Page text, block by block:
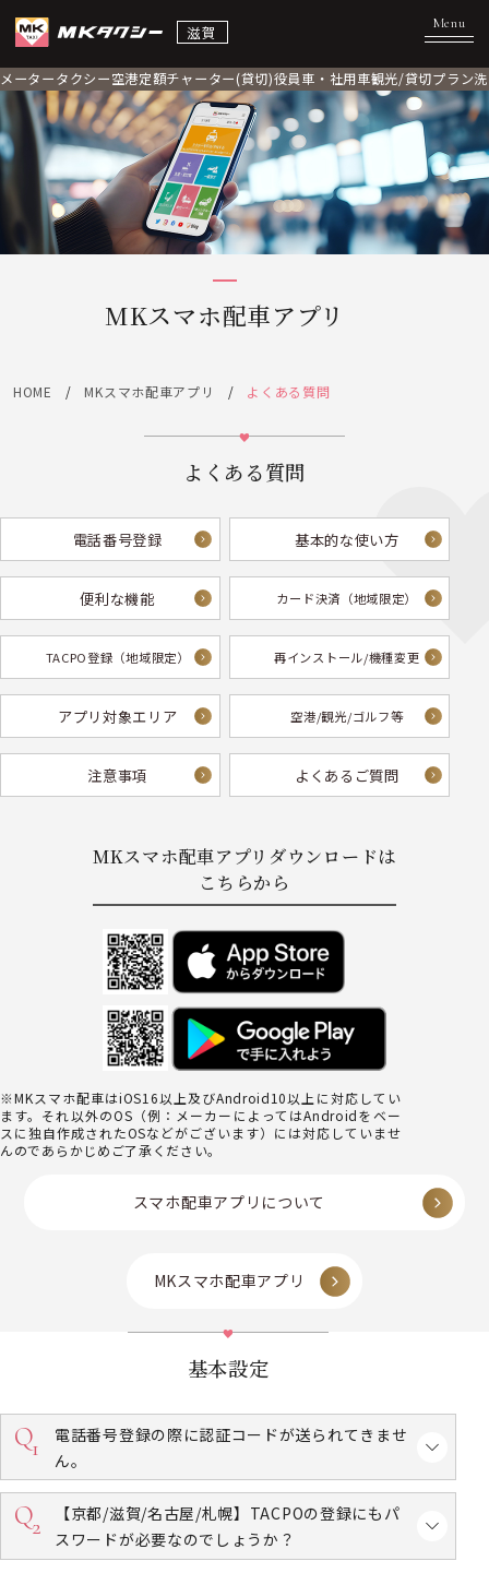
滋賀
メータータクシー空港定額チャーター(貸切)役員車・社用車観光/貸切プラン
MKスマホ配車アプリ
HOME MKスマホ配車アプリ よくある質問
よくある質問
電話番号登録 基本的な使い方
便利な機能 カード決済 （地域限定）
TACPO登録 （地域限定） 再インストール/機種変更
アプリ対象エリア 空港/観光/ゴルフ等
注意事項 よくあるご質問
MKスマホ配車アプリダウンロードは
こちらから
※MKスマホ配車はiOS16以上及びAndroid10以上に対応してい
ます。それ以外のOS（例：メーカーによってはAndroidをベー
スに独自作成されたOSなどがございます）には対応していませ
んのであらかじめご了承ください。
スマホ配車アプリについて
MKスマホ配車アプリ
基本設定
電話番号登録の際に認証コードが送られてきませ
ん。
【京都/滋賀/名古屋/札幌】TACPOの登録にもパ
スワードが必要なのでしょうか？